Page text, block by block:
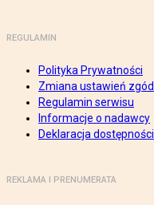
REGULAMIN
Polityka Prywatności
Zmiana ustawień zgód
Regulamin serwisu
Informacje o nadawcy
Deklaracja dostępności
REKLAMA I PRENUMERATA